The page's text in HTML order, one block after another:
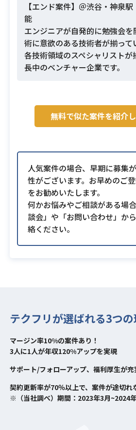
【エンド案件】＠渋谷・神
能
エンジニアが自発的に勉強会を
術に意欲のある技術者が揃って
各技術領域のスペシャリストが
長中のベンチャー企業です。
無料で似た案件を紹介
人気案件の場合、早期に募集
性がございます。お早めのご
をお勧めいたします。
何かお悩みやご相談がある場
談会」や「お問い合わせ」か
絡ください。
テクフリが選ばれる3つの
マージン率10%の案件あり！
3人に1人が年収120%アップを実現
サポート/フォローアップ、福利厚生が充
契約更新率が70％以上で、案件が途切れ
※（当社調べ）期間：2023年3月~2024